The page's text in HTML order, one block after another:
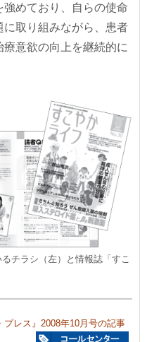
めており、自らの使命
に取り組みながら、患者
意欲の向上を継続的に
チラシ（左）と情報誌「すこ
プレス』2008年10月号の記事